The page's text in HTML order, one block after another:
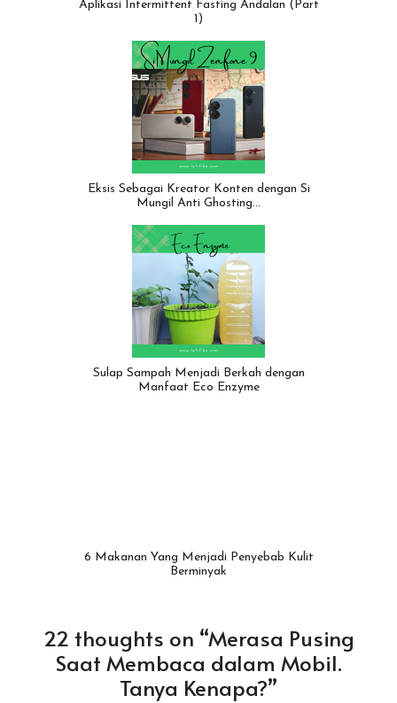
Aplikasi Intermittent Fasting Andalan (Part
1)
Eksis Sebagai Kreator Konten dengan Si
Mungil Anti Ghosting…
Sulap Sampah Menjadi Berkah dengan
Manfaat Eco Enzyme
6 Makanan Yang Menjadi Penyebab Kulit
Berminyak
22 thoughts on “Merasa Pusing
Saat Membaca dalam Mobil.
Tanya Kenapa?”